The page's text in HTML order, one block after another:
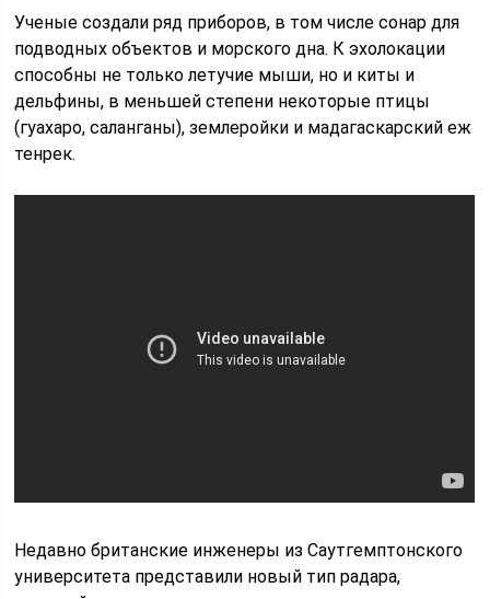
Ученые создали ряд приборов, в том числе сонар для
подводных объектов и морского дна. К эхолокации
способны не только летучие мыши, но и киты и
дельфины, в меньшей степени некоторые птицы
(гуахаро, саланганы), землеройки и мадагаскарский еж
тенрек.
Недавно британские инженеры из Саутгемптонского
университета представили новый тип радара,